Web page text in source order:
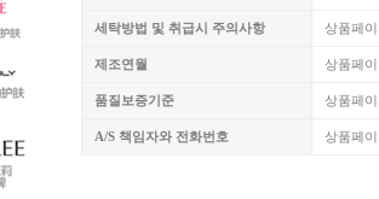
세탁방법 및 취급시 주의사항 상품페
제조연월 상품페
품질보증기준 상품페
A/S 책임자와 전화번호 상품페